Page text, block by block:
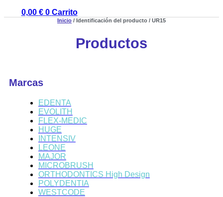
0,00 € 0 Carrito
Inicio / Identificación del producto / UR15
Productos
Marcas
EDENTA
EVOLITH
FLEX-MEDIC
HUGE
INTENSIV
LEONE
MAJOR
MICROBRUSH
ORTHODONTICS High Design
POLYDENTIA
WESTCODE